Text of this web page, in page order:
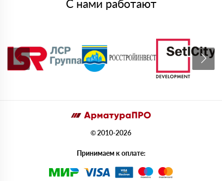
С нами работают
© 2010-2026
Принимаем к оплате: